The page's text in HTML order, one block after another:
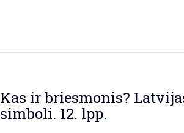
Kas ir briesmonis?
simboli. 12. lpp.